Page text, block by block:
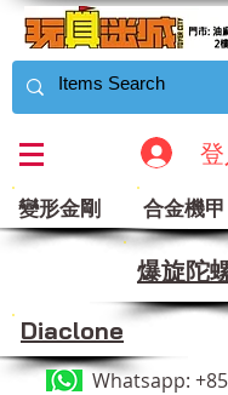
變形金剛 合金機甲
爆旋陀
Diaclone
Whatsapp: